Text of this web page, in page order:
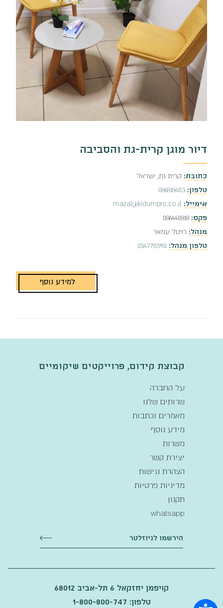
דיור מוגן קרית-גת והסביבה
כתובת: קרית גת, ישראל
טלפון: 086818403
אימייל: mazal@kidumpro.co.il
פקס:
מנהל: רויטל עמאר
טלפון מנהל: 0547792990
למידע נוסף
קבוצת קידום, פרוייקטים שיקומיים
על החברה
שרותים שלנו
מאמרים וכתבות
מידע נוסף
משרות
יצירת קשר
הצהרת נגישות
מדיניות פרטיות
תקנון
whatsapp
קויפמן יחזקאל 6 תל-אביב 68012
טלפון: 1-800-800-747